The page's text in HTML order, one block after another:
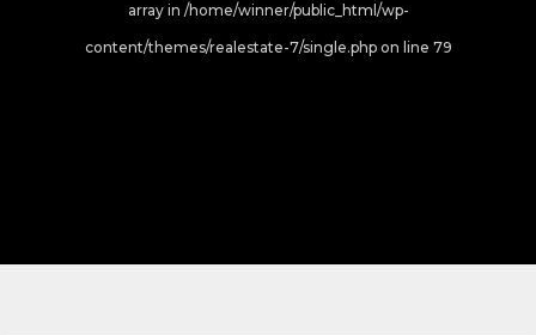
array in /home/winner/public_html/wp-
content/themes/realestate-7/single.phpon line 79